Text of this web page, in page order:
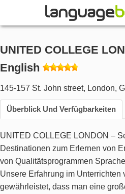
DURCHSUCHEN
Hilfe
Währung €
UNITED COLLEGE
English
145-157 St. John street, London,
Überblick Und Verfügbarkeiten
UNITED COLLEGE LONDON –
Destinationen zum Erlernen von
von Qualitätsprogrammen
Unsere Erfahrung im
gewährleistet, dass man eine